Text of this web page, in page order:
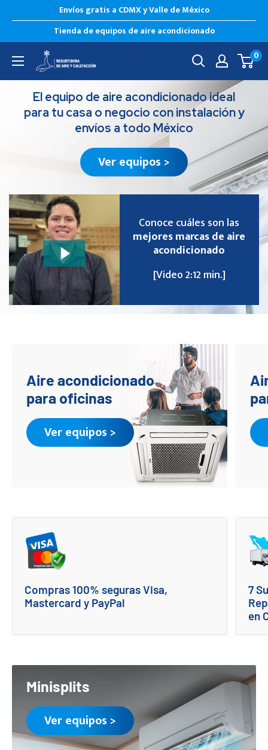
Envíos gratis a CDMX y Valle de México
Tienda de equipos de aire acondicionado
0
El equipo de aire acondicionado ideal
para tu casa o negocio con instalación y
envíos a todo México
Ver equipos >
Conoce cuáles son las
mejores marcas de aire
acondicionado
[Video 2:12 min.]
Aire acondicionado
para oficinas
Ver equipos >
Compras 100% seguras Visa,
Mastercard y PayPal
7
en
Minisplits
Ver equipos >